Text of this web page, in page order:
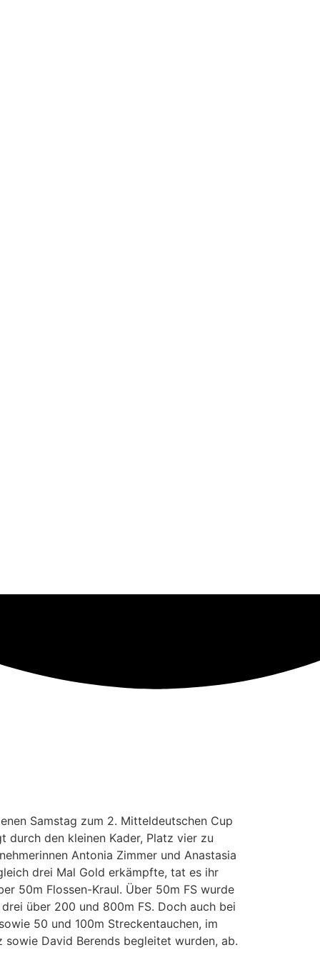
Samstag zum 2. Mitteldeutschen Cup
durch den kleinen Kader, Platz vier zu
Antonia Zimmer und Anastasia
drei Mal Gold erkämpfte, tat es ihr
50m Flossen-Kraul. Über 50m FS wurde
über 200 und 800m FS. Doch auch bei
50 und 100m Streckentauchen, im
David Berends begleitet wurden, ab.